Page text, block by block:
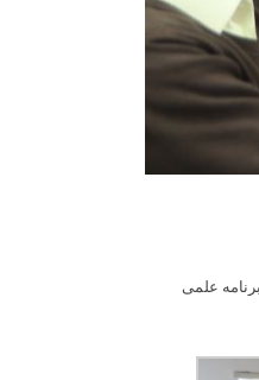
علمی